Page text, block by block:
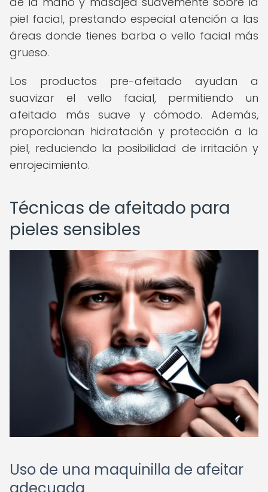
piel facial, prestando especial atención a las
áreas donde tienes barba o vello facial más
grueso.
Los productos pre-afeitado ayudan a
suavizar el vello facial, permitiendo un
afeitado más suave y cómodo. Además,
proporcionan hidratación y protección a la
piel, reduciendo la posibilidad de irritación y
enrojecimiento.
Técnicas de afeitado para
pieles sensibles
Uso de una maquinilla de afeitar